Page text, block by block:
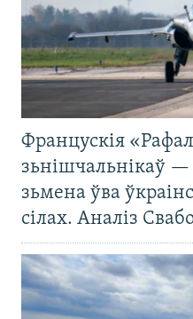
Францускія
зьнішчальнікаў
зьмена ўва
сілах. Аналіз